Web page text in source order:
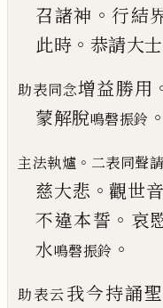
召諸神 。 行結
此時 。 恭請大士
助表同念增益勝用
蒙解脫鳴磬振鈴 。
主法執爐 。 二表同聲
慈大悲 。 觀世音
不違本誓 。 哀
水鳴磬振鈴 。
助表云我今持誦